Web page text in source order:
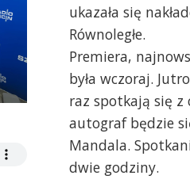
ukazała się
Równoległe.
Premiera,
była wczoraj.
raz spotkają się z
autograf będzie
Mandala.
dwie godziny.